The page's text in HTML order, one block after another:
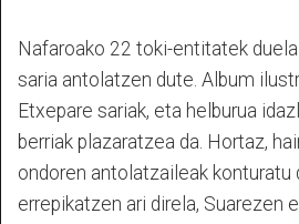
Nafaroako 22 toki-entitatek
saria antolatzen dute. Album
Etxepare sariak, eta helburua
berriak plazaratzea da. Hortaz,
ondoren antolatzaileak konturatu
errepikatzen ari direla, Suarezen